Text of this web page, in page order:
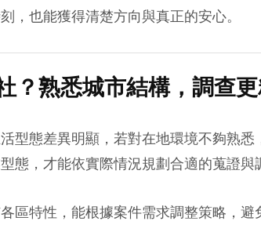
，也能獲得清楚方向與真正的安心。
？熟悉城市結構，調查
型態差異明顯，若對在地環境不夠熟
態，才能依實際情況規劃合適的蒐證與
區特性，能根據案件需求調整策略，